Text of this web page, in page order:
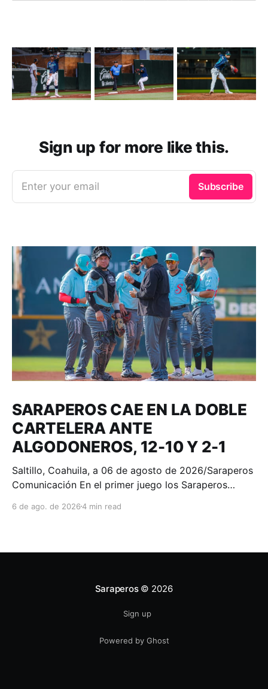
Sign up for more like this.
Enter your email Subscribe
SARAPEROS CAE EN LA DOBLE
CARTELERA ANTE
ALGODONEROS, 12-10 Y 2-1
Saltillo, Coahuila, a 06 de agosto de 2026/Saraperos
Comunicación En el primer juego los Saraperos
Colás y Christian Villanueva conectaron sencillos
del primer episodio con
6 de ago. de 20264 min read
Saraperos© 2026
Sign up
Powered by Ghost